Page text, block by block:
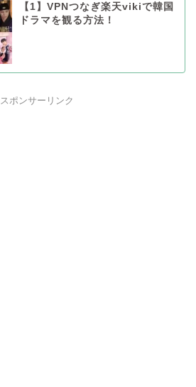
【1】VPNつなぎ楽天vikiで韓国
ドラマを観る方法！
スポンサーリンク